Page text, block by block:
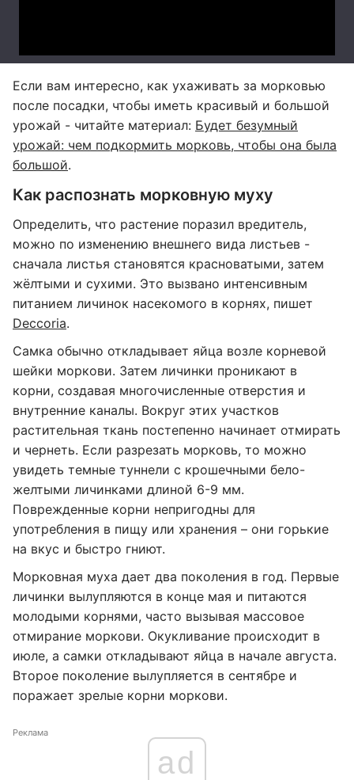
Если вам интересно, как ухаживать за морковью
после посадки, чтобы иметь красивый и большой
урожай - читайте материал: Будет безумный
урожай: чем подкормить морковь, чтобы она была
большой.
Как распознать морковную муху
Определить, что растение поразил вредитель,
можно по изменению внешнего вида листьев -
сначала листья становятся красноватыми, затем
жёлтыми и сухими. Это вызвано интенсивным
питанием личинок насекомого в корнях, пишет
Deccoria.
Самка обычно откладывает яйца возле корневой
шейки моркови. Затем личинки проникают в
корни, создавая многочисленные отверстия и
внутренние каналы. Вокруг этих участков
растительная ткань постепенно начинает отмирать
и чернеть. Если разрезать морковь, то можно
увидеть темные туннели с крошечными бело-
желтыми личинками длиной 6-9 мм.
Поврежденные корни непригодны для
употребления в пищу или хранения – они горькие
на вкус и быстро гниют.
Морковная муха дает два поколения в год. Первые
личинки вылупляются в конце мая и питаются
молодыми корнями, часто вызывая массовое
отмирание моркови. Окукливание происходит в
июле, а самки откладывают яйца в начале августа.
Второе поколение вылупляется в сентябре и
поражает зрелые корни моркови.
Реклама
ad